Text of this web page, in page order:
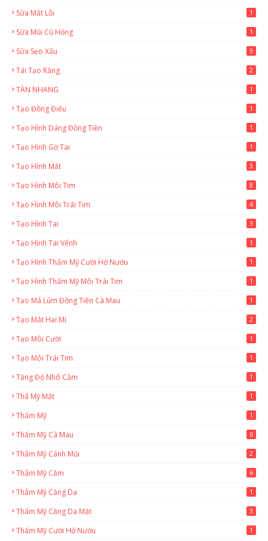
Sửa Mắt Lỗi 1
Sửa Mũi Cũ Hỏng 1
Sửa Sẹo Xấu 3
Tái Tạo Răng 2
TÀN NHANG 1
Tạo Đồng Điếu 1
Tạo Hình Dáng Đồng Tiền 1
Tạo Hình Gờ Tai 1
Tạo Hình Mắt 3
Tạo Hình Môi Tim 8
Tạo Hình Môi Trái Tim 4
Tạo Hình Tai 3
Tạo Hình Tai Vểnh 1
Tạo Hình Thẩm Mỹ Cười Hở Nướu 1
Tạo Hình Thẩm Mỹ Môi Trái Tim 1
Tạo Má Lúm Đồng Tiền Cà Mau 1
Tạo Mắt Hai Mí 2
Tạo Môi Cười 1
Tạo Môi Trái Tim 1
Tăng Độ Nhô Cằm 1
Thẩ Mỹ Mắt 1
Thẩm Mỹ 1
Thẩm Mỹ Cà Mau 6
Thẩm Mỹ Cánh Mũi 2
Thẩm Mỹ Cằm 6
Thẩm Mỹ Căng Da 1
Thẩm Mỹ Căng Da Mặt 3
Thẩm Mỹ Cười Hở Nướu 1